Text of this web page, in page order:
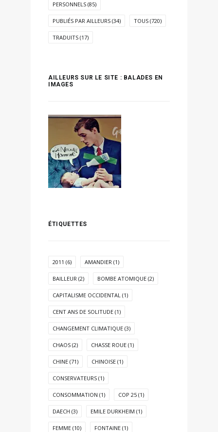
PERSONNELS (85)
PUBLIÉS PAR AILLEURS (34) TOUS (720)
TRADUITS (17)
AILLEURS SUR LE SITE : BALADES EN
IMAGES
ÉTIQUETTES
2011 (6) AMANDIER (1)
BAILLEUR (2) BOMBE ATOMIQUE (2)
CAPITALISME OCCIDENTAL (1)
CENT ANS DE SOLITUDE (1)
CHANGEMENT CLIMATIQUE (3)
CHAOS (2) CHASSE ROUE (1)
CHINE (71) CHINOISE (1)
CONSERVATEURS (1)
CONSOMMATION (1) COP 25 (1)
DAECH (3) EMILE DURKHEIM (1)
FEMME (10) FONTAINE (1)